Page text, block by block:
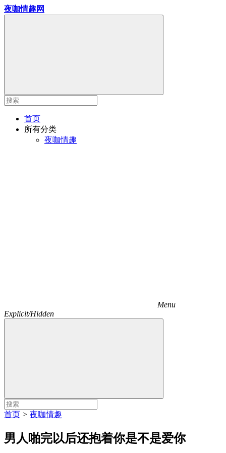
夜咖情趣网
首页
所有分类
夜咖情趣
Menu
Explicit/Hidden
首页 > 夜咖情趣
男人啪完以后还抱着你是不是爱你